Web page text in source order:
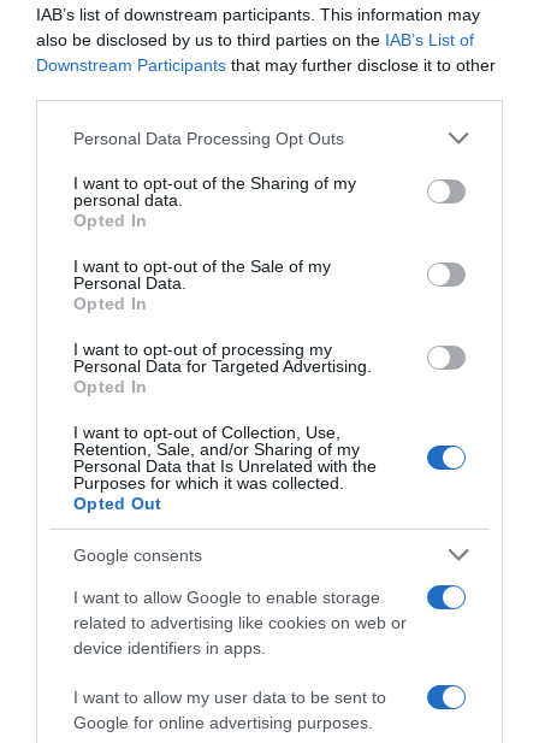
IAB’s list of downstream participants. This information may
also be disclosed by us to third parties on the IAB’s List of
Downstream Participants that may further disclose it to other
Please note that this website/app uses one or more Google
not limited to your visit or usage behaviour. You may click to
grant or deny consent to Google and its third-party tags to
use your data for below specified purposes in below Google
consent section.
Personal Data Processing Opt Outs
I want to opt-out of the Sharing of my
personal data.
Opted In
I want to opt-out of the Sale of my
Personal Data.
Opted In
I want to opt-out of processing my
Personal Data for Targeted Advertising.
Opted In
I want to opt-out of Collection, Use,
Retention, Sale, and/or Sharing of my
Personal Data that Is Unrelated with the
Purposes for which it was collected.
Opted Out
Google consents
I want to allow Google to enable storage
related to advertising like cookies on web or
device identifiers in apps.
I want to allow my user data to be sent to
Google for online advertising purposes.
Δείτε τις προσπάθειες χελώνας να
γεννήσει σε παραλία της Ρόδου – Η
προειδοποίηση των κατοίκων (βίντεο)
Το ζώο δεν τα κατάφερε και αναμένεται να επιστρέψει